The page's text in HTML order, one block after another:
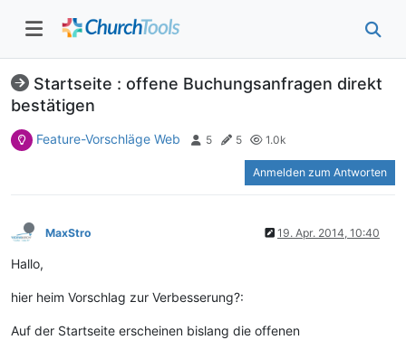
Startseite : offene Buchungsanfragen direkt
bestätigen
Feature-Vorschläge Web 5 5 1.0k
Anmelden zum Antworten
MaxStro 19. Apr. 2014, 10:40
Hallo,
hier heim Vorschlag zur Verbesserung?:
Auf der Startseite erscheinen bislang die offenen